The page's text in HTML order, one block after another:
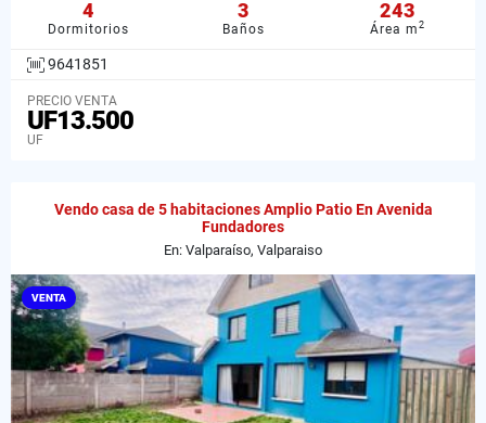
4
Dormitorios
3
Baños
243
Área m2
9641851
PRECIO VENTA
UF13.500
UF
Vendo casa de 5 habitaciones Amplio Patio En Avenida
Fundadores
En: Valparaíso, Valparaiso
VENTA